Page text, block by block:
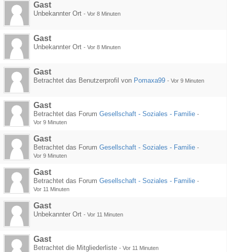
Gast
Unbekannter Ort - Vor 8 Minuten
Gast
Unbekannter Ort - Vor 8 Minuten
Gast
Betrachtet das Benutzerprofil von Pomaxa99 - Vor 9 Minuten
Gast
Betrachtet das Forum Gesellschaft - Soziales - Familie -
Vor 9 Minuten
Gast
Betrachtet das Forum Gesellschaft - Soziales - Familie -
Vor 9 Minuten
Gast
Betrachtet das Forum Gesellschaft - Soziales - Familie -
Vor 11 Minuten
Gast
Unbekannter Ort - Vor 11 Minuten
Gast
Betrachtet die Mitgliederliste - Vor 11 Minuten